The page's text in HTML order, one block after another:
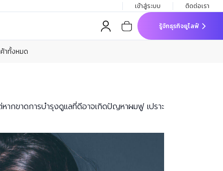
เข้าสู่ระบบ ติดต่อเรา
รู้จักธุรกิจยูไลฟ์
าทั้งหมด
ากขาดการบำรุงดูแลที่ดีอาจเกิดปัญหาผมฟู เปราะ